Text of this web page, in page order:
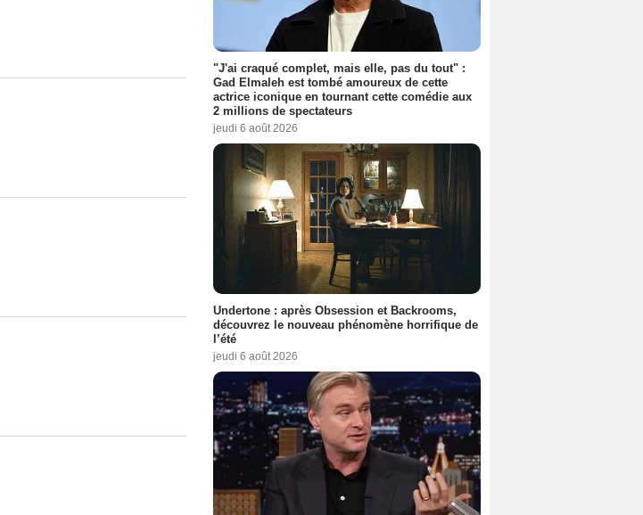
"J'ai craqué complet, mais elle, pas du tout" :
Gad Elmaleh est tombé amoureux de cette
actrice iconique en tournant cette comédie aux
2 millions de spectateurs
jeudi 6 août 2026
Undertone : après Obsession et Backrooms,
découvrez le nouveau phénomène horrifique de
l’été
jeudi 6 août 2026